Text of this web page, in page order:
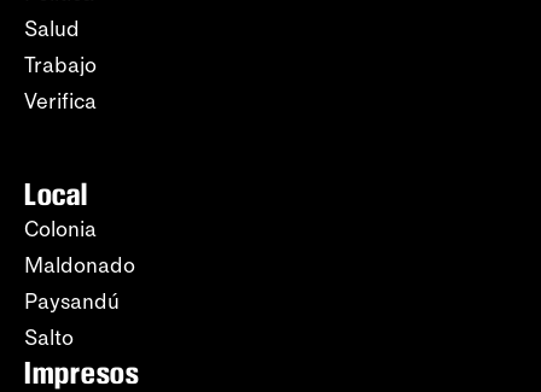
Salud
Trabajo
Verifica
Local
Colonia
Maldonado
Paysandú
Salto
Impresos